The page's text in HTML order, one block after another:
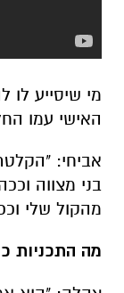
מי שיסייע לו
האישי עמו
אביחי:
בני מצווה
מהקול שלי
מה התכניות